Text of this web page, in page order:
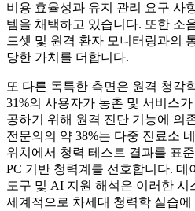
비용 효율성과 유지 관리 요구 사
템을 채택하고 있습니다. 또한 소
드셋 및 원격 환자 모니터링과의
당한 가치를 더합니다.
또 다른 독특한 측면은 원격 청각
31%의 사용자가 농촌 및 서비스
공하기 위해 원격 진단 기능에 의
전문의의 약 38%는 다중 진료소
위치에서 청력 테스트 결과를 표
PC 기반 청력계를 선호합니다. 데
도구 및 AI 지원 해석은 이러한 시
세계적으로 차세대 청력학 실습